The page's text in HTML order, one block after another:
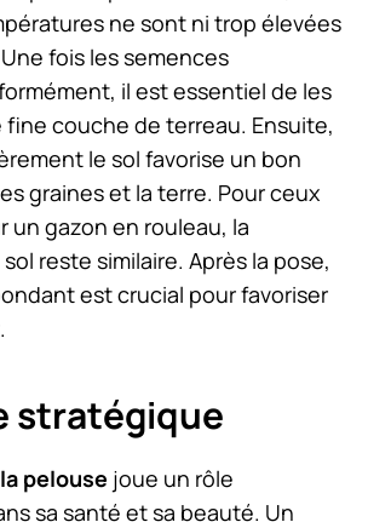
ne sont ni trop élevées
fois les semences
il est essentiel de les
fine couche de terreau. Ensuite,
le sol favorise un bon
graines et la terre. Pour ceux
un gazon en rouleau, la
reste similaire. Après la pose,
est crucial pour favoriser
stratégique
pelouse joue un rôle
sa santé et sa beauté. Un